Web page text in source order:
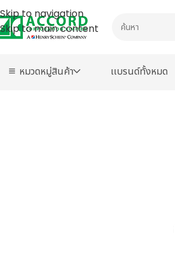
Skip to navigation
Skip to main content
หมวดหมู่สินค้า เเบรนด์ทั้งหมด